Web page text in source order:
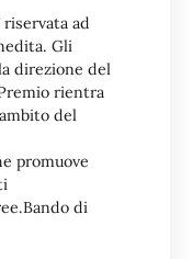
riservata ad
Gli
direzione del
rientra
del
promuove
di